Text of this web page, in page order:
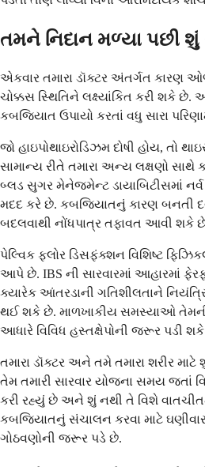
તમને નિદાન મળ્યા પછી
એકવાર તમારા ડૉક્ટર અંતર્ગત કારણ
ચોક્કસ સ્થિતિને લક્ષ્યાંકિત કરી શકે છે.
કબજિયાત ઉપાયો કરતાં વધુ સારા
જો હાઇપોથાઇરોડિઝમ દોષી હોય, તો
સામાન્ય રીતે તમારા અન્ય લક્ષણો સાથે
બ્લડ સુગર મેનેજમેન્ટ ડાયાબિટીસમાં
મદદ કરે છે. કબજિયાતનું કારણ બનતી
બદલવાથી નોંધપાત્ર તફાવત આવી શકે
પેલ્વિક ફ્લોર ડિસફંક્શન વિશિષ્ટ
આપે છે. IBS ની સારવારમાં આહારમાં
ક્યારેક આંતરડાની ગતિશીલતાને
થઈ શકે છે. માળખાકીય સમસ્યાઓ
આધારે વિવિધ હસ્તક્ષેપોની જરૂર પડી
તમારા ડૉક્ટર અને તમે તમારા શરીર
તેમ તમારી સારવાર યોજના સમય જતાં
કરી રહ્યું છે અને શું નથી તે વિશે
કબજિયાતનું સંચાલન કરવા માટે
ગોઠવણોની જરૂર પડે છે.